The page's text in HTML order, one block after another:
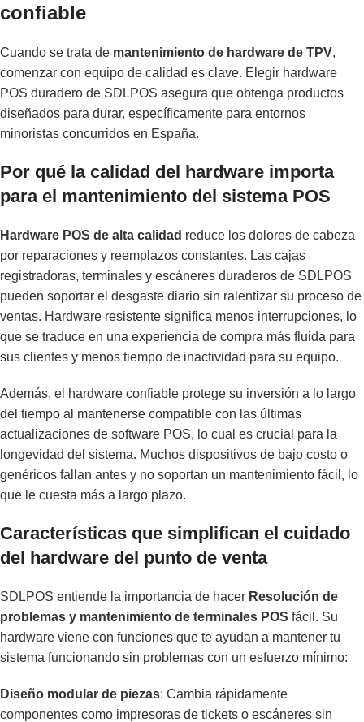
confiable
Cuando se trata de mantenimiento de hardware de TPV,
comenzar con equipo de calidad es clave. Elegir hardware
POS duradero de SDLPOS asegura que obtenga productos
diseñados para durar, específicamente para entornos
minoristas concurridos en España.
Por qué la calidad del hardware importa
para el mantenimiento del sistema POS
Hardware POS de alta calidad reduce los dolores de cabeza
por reparaciones y reemplazos constantes. Las cajas
registradoras, terminales y escáneres duraderos de SDLPOS
pueden soportar el desgaste diario sin ralentizar su proceso de
ventas. Hardware resistente significa menos interrupciones, lo
que se traduce en una experiencia de compra más fluida para
sus clientes y menos tiempo de inactividad para su equipo.
Además, el hardware confiable protege su inversión a lo largo
del tiempo al mantenerse compatible con las últimas
actualizaciones de software POS, lo cual es crucial para la
longevidad del sistema. Muchos dispositivos de bajo costo o
genéricos fallan antes y no soportan un mantenimiento fácil, lo
que le cuesta más a largo plazo.
Características que simplifican el cuidado
del hardware del punto de venta
SDLPOS entiende la importancia de hacer Resolución de
problemas y mantenimiento de terminales POS fácil. Su
hardware viene con funciones que te ayudan a mantener tu
sistema funcionando sin problemas con un esfuerzo mínimo:
Diseño modular de piezas: Cambia rápidamente
componentes como impresoras de tickets o escáneres sin